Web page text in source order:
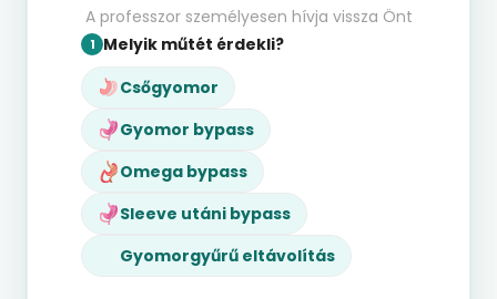
A professzor személyesen hívja vissza Önt
1 Melyik műtét érdekli?
Csőgyomor
Gyomor bypass
Omega bypass
Sleeve utáni bypass
Gyomorgyűrű eltávolítás